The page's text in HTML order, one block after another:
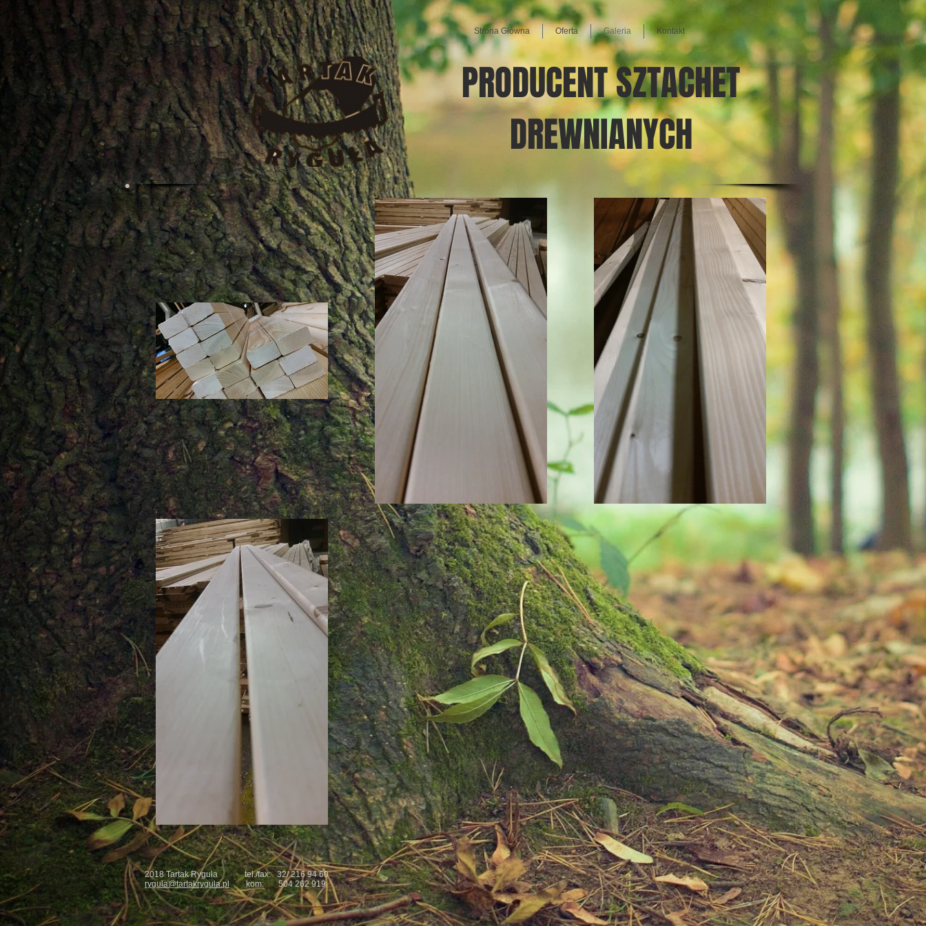
Strona Główna Oferta Galeria Kontakt
PRODUCENT SZTACHET
DREWNIANYCH
2018 Tartak Ryguła
tel./fax: 32/ 216 94 60
rygula@tartakrygula.pl
kom: 504 262 919